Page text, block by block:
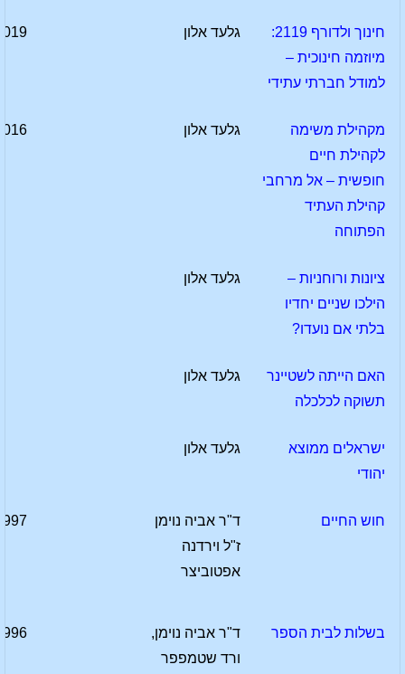
חינוך ולדורף 2119:
מיוזמה חינוכית –
למודל חברתי עתידי
גלעד אלון
מקהילת משימה
לקהילת חיים
חופשית – אל מרחבי
קהילת העתיד
הפתוחה
גלעד אלון
ציונות ורוחניות –
הילכו שניים יחדיו
בלתי אם נועדו?
גלעד אלון
האם הייתה לשטיינר
תשוקה לכלכלה
גלעד אלון
ישראלים ממוצא
יהודי
גלעד אלון
חוש החיים
ד"ר אביה נוימן
ז"ל וירדנה
אפטוביצר
בשלות לבית הספר
ד"ר אביה נוימן,
ורד שטמפפר